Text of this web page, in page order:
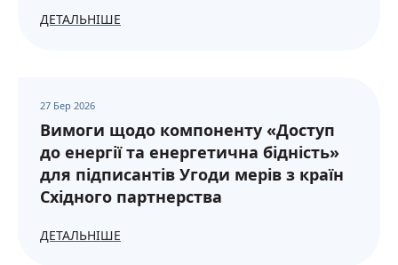
ДЕТАЛЬНІШЕ
27 Бер 2026
Вимоги щодо компоненту «Доступ
до енергії та енергетична бідність»
для підписантів Угоди мерів з країн
Східного партнерства
ДЕТАЛЬНІШЕ